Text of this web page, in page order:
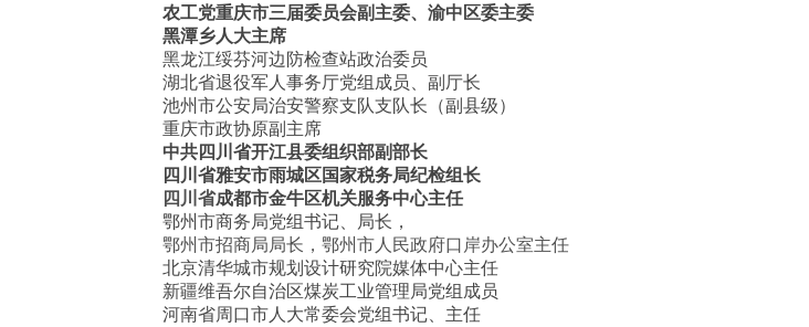
农工党重庆市三届委员会副主委、渝中区委主委
黑潭乡人大主席
黑龙江绥芬河边防检查站政治委员
湖北省退役军人事务厅党组成员、副厅长
池州市公安局治安警察支队支队长（副县级）
重庆市政协原副主席
中共四川省开江县委组织部副部长
四川省雅安市雨城区国家税务局纪检组长
四川省成都市金牛区机关服务中心主任
鄂州市商务局党组书记、局长，
鄂州市招商局局长，鄂州市人民政府口岸办公室主任
北京清华城市规划设计研究院媒体中心主任
新疆维吾尔自治区煤炭工业管理局党组成员
河南省周口市人大常委会党组书记、主任